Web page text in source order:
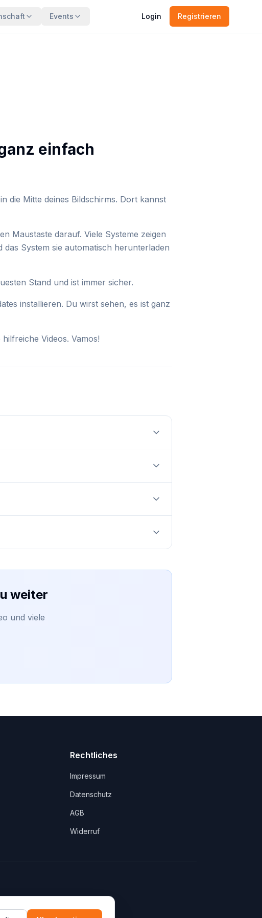
Events Login Registrieren
einfach
die Mitte deines Bildschirms. Dort kannst
Maustaste darauf. Viele Systeme zeigen
System sie automatisch herunterladen
Stand und ist immer sicher.
installieren. Du wirst sehen, es ist ganz
Videos. Vamos!
weiter
und viele
Rechtliches
Impressum
Datenschutz
AGB
Widerruf